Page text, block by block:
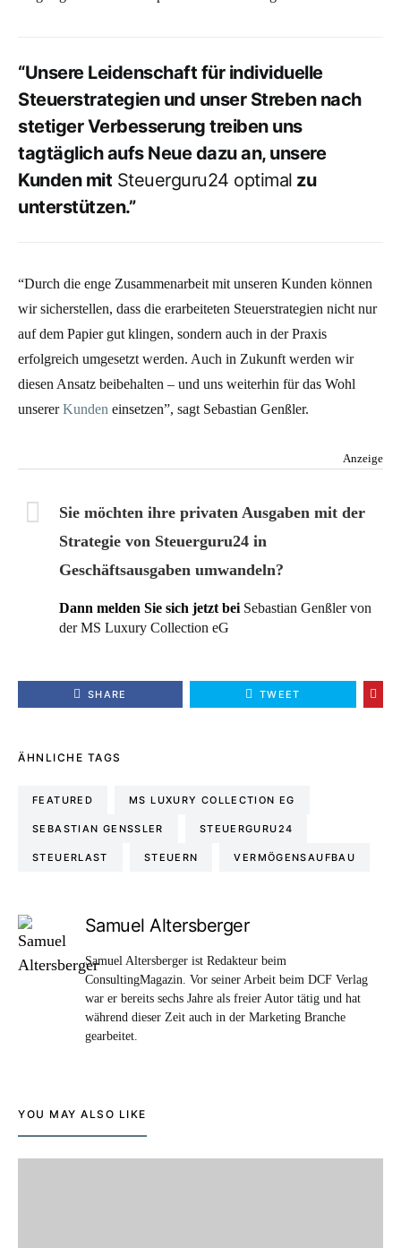
“Unsere Leidenschaft für individuelle
Steuerstrategien und unser Streben nach
stetiger Verbesserung treiben uns
tagtäglich aufs Neue dazu an, unsere
Kunden mit Steuerguru24 optimal zu
unterstützen.”
“Durch die enge Zusammenarbeit mit unseren Kunden können
wir sicherstellen, dass die erarbeiteten Steuerstrategien nicht nur
auf dem Papier gut klingen, sondern auch in der Praxis
erfolgreich umgesetzt werden. Auch in Zukunft werden wir
diesen Ansatz beibehalten – und uns weiterhin für das Wohl
unsererKunden einsetzen”, sagt Sebastian Genßler.
Anzeige
Sie möchten ihre privaten Ausgaben mit der
Strategie von Steuerguru24 in
Geschäftsausgaben umwandeln?
Dann melden Sie sich jetzt bei Sebastian Genßler von
der MS Luxury Collection eG
SHARE TWEET
ÄHNLICHE TAGS
FEATURED MS LUXURY COLLECTION EG
SEBASTIAN GENSSLER STEUERGURU24
STEUERLAST STEUERN VERMÖGENSAUFBAU
Samuel Altersberger
Samuel Altersberger ist Redakteur beim
ConsultingMagazin. Vor seiner Arbeit beim DCF Verlag
war er bereits sechs Jahre als freier Autor tätig und hat
während dieser Zeit auch in der Marketing Branche
gearbeitet.
YOU MAY ALSO LIKE